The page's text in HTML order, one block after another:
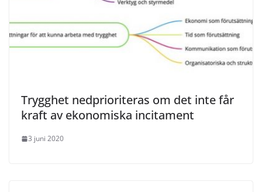
Trygghet nedprioriteras om det inte får
kraft av ekonomiska incitament
3 juni 2020